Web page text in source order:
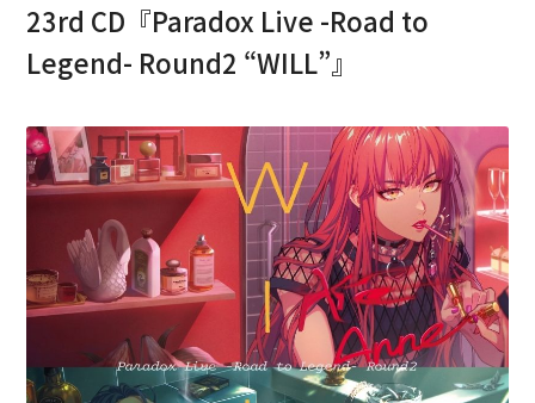
23rd CD『Paradox Live -Road to
Legend- Round2 “WILL”』